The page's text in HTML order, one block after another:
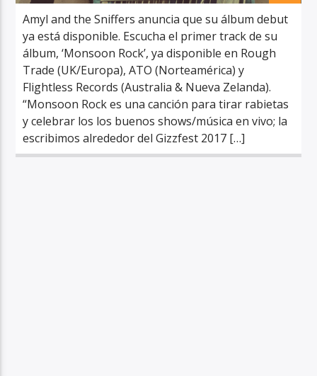
Amyl and the Sniffers anuncia que su álbum debut
ya está disponible. Escucha el primer track de su
álbum, ‘Monsoon Rock’, ya disponible en Rough
Trade (UK/Europa), ATO (Norteamérica) y
Flightless Records (Australia & Nueva Zelanda).
“Monsoon Rock es una canción para tirar rabietas
y celebrar los los buenos shows/música en vivo; la
escribimos alrededor del Gizzfest 2017 […]